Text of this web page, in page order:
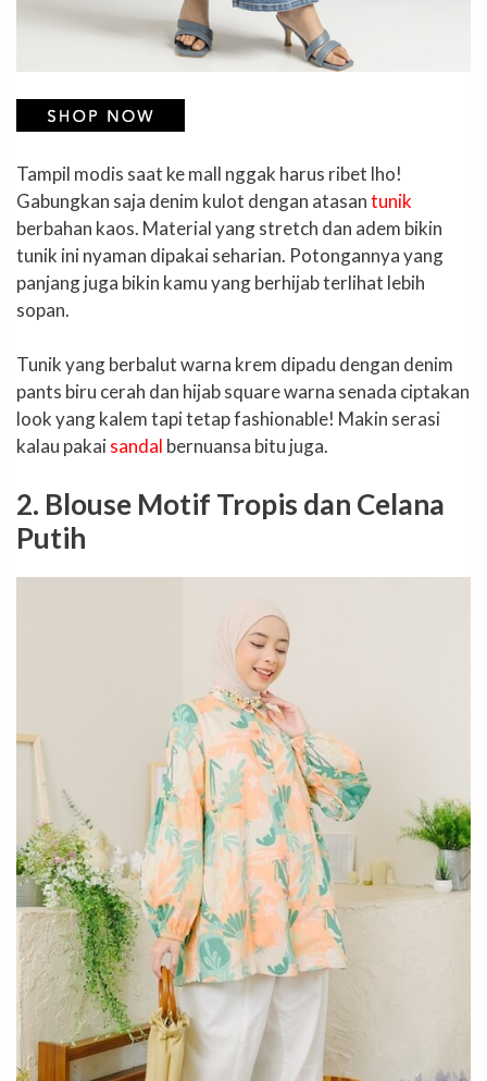
Tampil modis saat ke mall nggak harus ribet lho!
Gabungkan saja denim kulot dengan atasantunik
berbahan kaos. Material yang stretch dan adem bikin
tunik ini nyaman dipakai seharian. Potongannya yang
panjang juga bikin kamu yang berhijab terlihat lebih
sopan.
Tunik yang berbalut warna krem dipadu dengan denim
pants biru cerah dan hijab square warna senada ciptakan
look yang kalem tapi tetap fashionable! Makin serasi
kalau pakaisandal bernuansa bitu juga.
2. Blouse Motif Tropis dan Celana
Putih